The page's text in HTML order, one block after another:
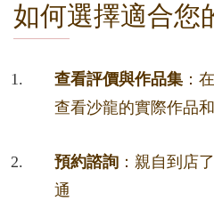
如何選擇適合您
查看評價與作品集 ：
查看沙龍的實際作品
預約諮詢 ：親自到店
通